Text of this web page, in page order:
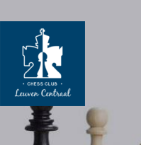
naar
inhoud